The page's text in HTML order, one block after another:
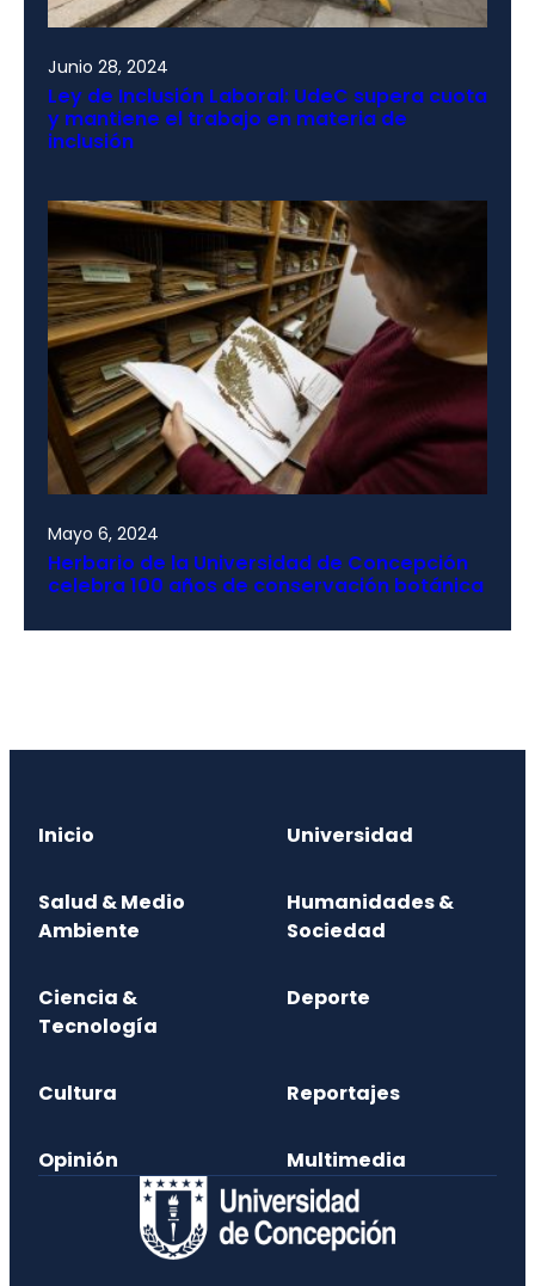
Junio 28, 2024
Ley de Inclusión Laboral: UdeC supera cuota
y mantiene el trabajo en materia de
inclusión
Mayo 6, 2024
Herbario de la Universidad de Concepción
celebra 100 años de conservación botánica
Inicio Universidad
Salud & Medio
Ambiente
Humanidades &
Sociedad
Ciencia &
Tecnología
Deporte
Cultura Reportajes
Opinión Multimedia